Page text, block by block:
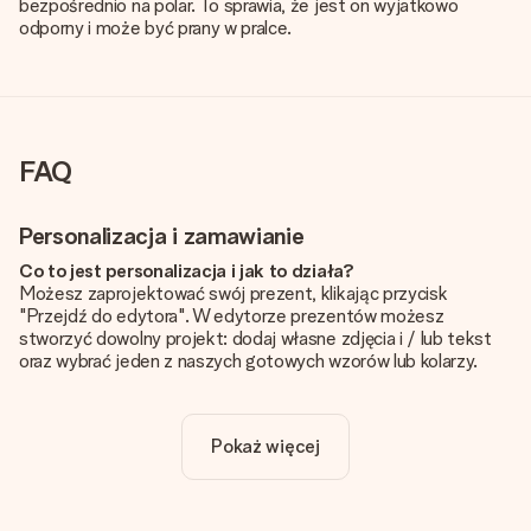
bezpośrednio na polar. To sprawia, że jest on wyjatkowo
odporny i może być prany w pralce.
FAQ
Personalizacja i zamawianie
Co to jest personalizacja i jak to działa?
Możesz zaprojektować swój prezent, klikając przycisk
"Przejdź do edytora". W edytorze prezentów możesz
stworzyć dowolny projekt: dodaj własne zdjęcia i / lub tekst
oraz wybrać jeden z naszych gotowych wzorów lub kolarzy.
Cena podana na stronie internetowej obejmuje personalizację
Twojego prezentu - ilość zdjęć lub tekstów nie wpływa na
Pokaż więcej